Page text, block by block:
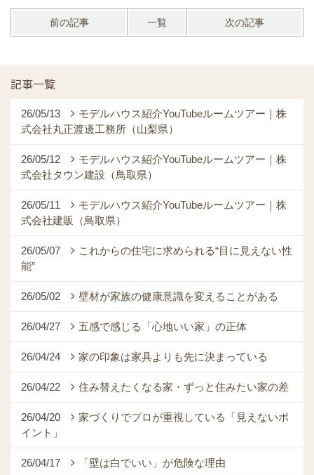
前の記事 一覧 次の記事
記事一覧
26/05/13
モデルハウス紹介YouTubeルームツアー｜株
式会社丸正渡邊工務所（山梨県）
26/05/12
モデルハウス紹介YouTubeルームツアー｜株
式会社タウン建設（鳥取県）
26/05/11
モデルハウス紹介YouTubeルームツアー｜株
式会社建販（鳥取県）
26/05/07
これからの住宅に求められる“目に見えない性
能”
26/05/02 壁材が家族の健康意識を変えることがある
26/04/27 五感で感じる「心地いい家」の正体
26/04/24 家の印象は家具よりも先に決まっている
26/04/22 住み替えたくなる家・ずっと住みたい家の差
26/04/20
家づくりでプロが重視している「見えないポ
イント」
26/04/17 「壁は白でいい」が危険な理由